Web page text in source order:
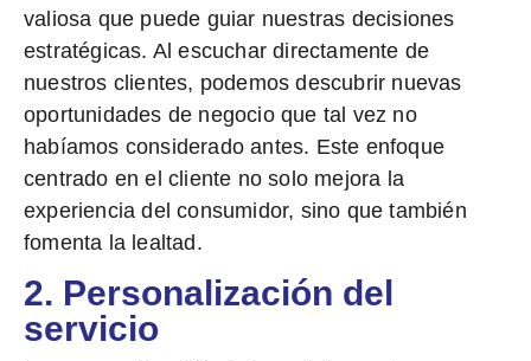
valiosa que puede guiar nuestras decisiones
estratégicas. Al escuchar directamente de
nuestros clientes, podemos descubrir nuevas
oportunidades de negocio que tal vez no
habíamos considerado antes. Este enfoque
centrado en el cliente no solo mejora la
experiencia del consumidor, sino que también
fomenta la lealtad.
2. Personalización del
servicio